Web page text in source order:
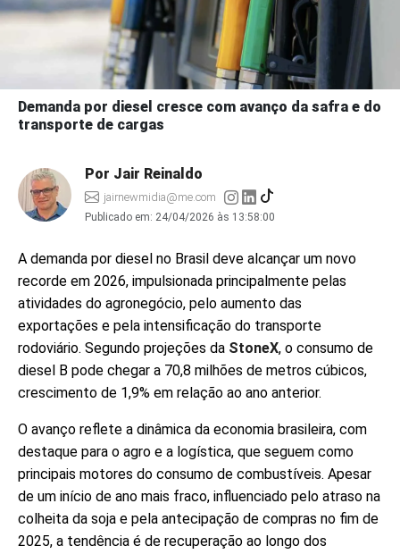
Demanda por diesel cresce com avanço da safra e do
transporte de cargas
Por Jair Reinaldo
jairnewmidia@me.com
Publicado em: 24/04/2026 às 13:58:00
A demanda por diesel no Brasil deve alcançar um novo
recorde em 2026, impulsionada principalmente pelas
atividades do agronegócio, pelo aumento das
exportações e pela intensificação do transporte
rodoviário. Segundo projeções da StoneX, o consumo de
diesel B pode chegar a 70,8 milhões de metros cúbicos,
crescimento de 1,9% em relação ao ano anterior.
O avanço reflete a dinâmica da economia brasileira, com
destaque para o agro e a logística, que seguem como
principais motores do consumo de combustíveis. Apesar
de um início de ano mais fraco, influenciado pelo atraso na
colheita da soja e pela antecipação de compras no fim de
2025, a tendência é de recuperação ao longo dos